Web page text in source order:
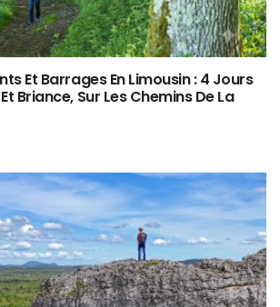
Et Barrages En Limousin : 4 Jours
Briance, Sur Les Chemins De La